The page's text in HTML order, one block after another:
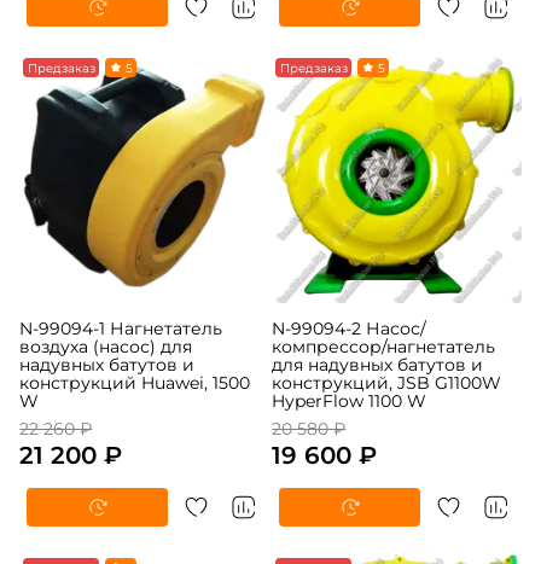
-5% Предзаказ
N-99094-1 Нагнетатель
воздуха (насос) для
надувных батутов и
конструкций Huawei, 1500
W
22 260 ₽
21 200 ₽
-5% Предзаказ 5
N-99094-2 Насос/
компрессор/нагнетатель
для надувных батутов и
конструкций, JSB G1100W
HyperFlow 1100 W
20 580 ₽
19 600 ₽